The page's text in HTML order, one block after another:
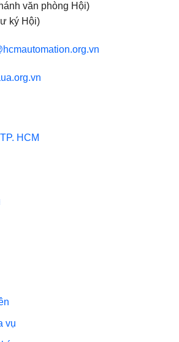
văn phòng Hội)
ký Hội)
HCM
vụ